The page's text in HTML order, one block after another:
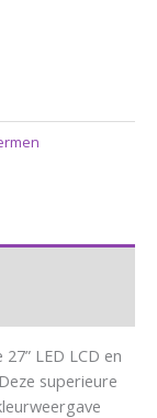
LED LCD en
superieure